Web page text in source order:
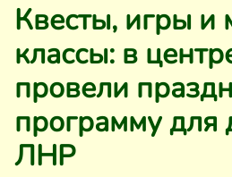
Квесты, игры и
классы: в
провели
программу для
ЛНР